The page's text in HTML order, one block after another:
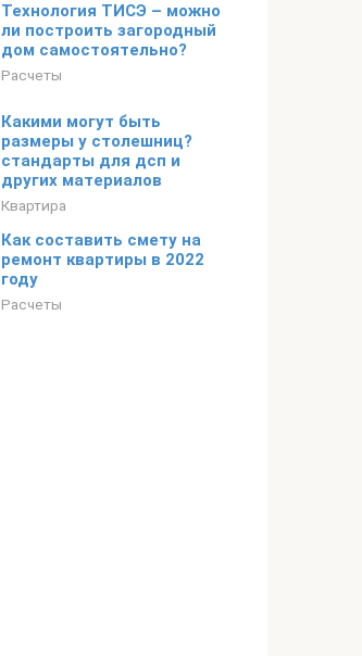
Технология ТИСЭ – можно
ли построить загородный
дом самостоятельно?
Расчеты
Какими могут быть
размеры у столешниц?
стандарты для дсп и
других материалов
Квартира
Как составить смету на
ремонт квартиры в 2022
году
Расчеты